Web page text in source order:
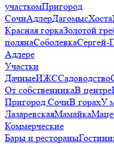
участкомПригород
СочиАдлерДагомысХоста
Красная горкаЗолотой
полянаСоболевкаСергей-
Адлере
Участки
ДачныеИЖССадоводство
От собственникаВ центре
Пригород СочиВ горахУ
ЛазаревскаяМамайка
Коммерческие
Бары и рестораны